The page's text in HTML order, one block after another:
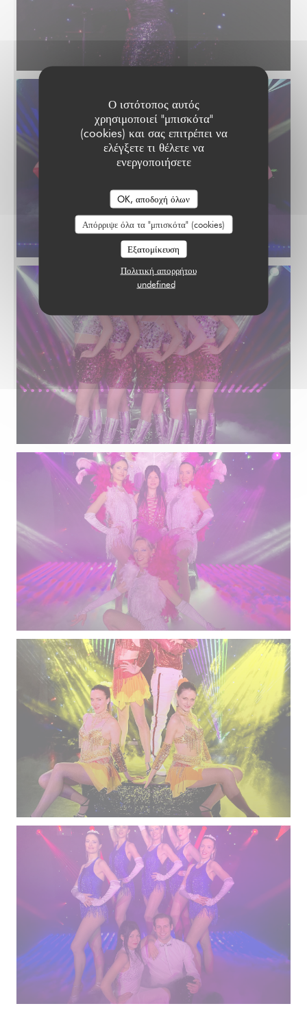
Ο ιστότοπος αυτός
χρησιμοποιεί "μπισκότα"
(cookies) και σας επιτρέπει να
ελέγξετε τι θέλετε να
ενεργοποιήσετε
OK, αποδοχή όλων
Απόρριψε όλα τα "μπισκότα" (cookies)
Εξατομίκευση
Πολιτική απορρήτου
undefined